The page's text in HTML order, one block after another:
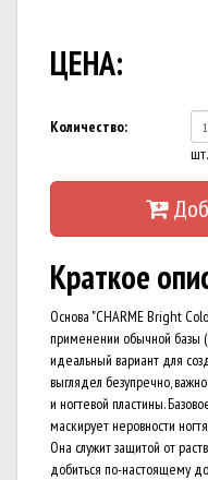
ЦЕНА:
Количество:
шт.
Краткое
Основа "CHARME Bright
применении обычной базы
идеальный вариант для
выглядел безупречно,
и ногтевой пластины.
маскирует неровности
Она служит защитой от
добиться по-настоящему